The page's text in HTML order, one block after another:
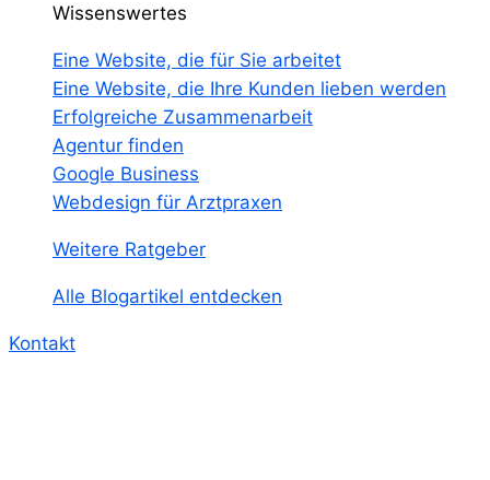
Wissenswertes
Eine Website, die für Sie arbeitet
Eine Website, die Ihre Kunden lieben werden
Erfolgreiche Zusammenarbeit
Agentur finden
Google Business
Webdesign für Arztpraxen
Weitere Ratgeber
Alle Blogartikel entdecken
Kontakt